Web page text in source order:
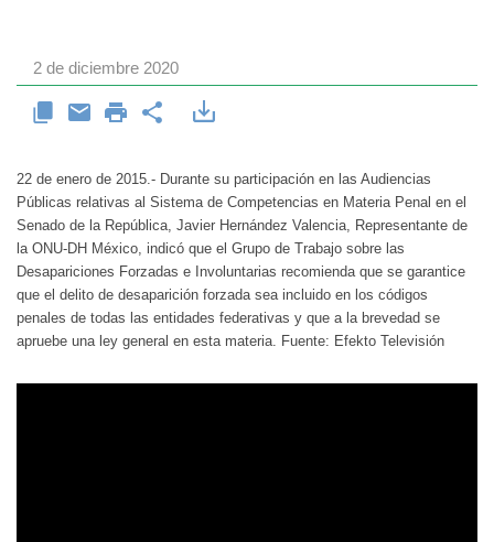
2 de diciembre 2020
22 de enero de 2015.- Durante su participación en las Audiencias
Públicas relativas al Sistema de Competencias en Materia Penal en el
Senado de la República, Javier Hernández Valencia, Representante de
la ONU-DH México, indicó que el Grupo de Trabajo sobre las
Desapariciones Forzadas e Involuntarias recomienda que se garantice
que el delito de desaparición forzada sea incluido en los códigos
penales de todas las entidades federativas y que a la brevedad se
apruebe una ley general en esta materia. Fuente: Efekto Televisión